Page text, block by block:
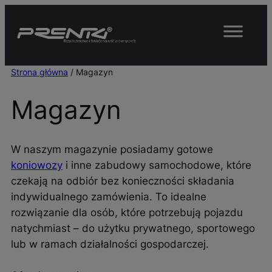
Strona główna / Magazyn
Magazyn
W naszym magazynie posiadamy gotowe
koniowozy i inne zabudowy samochodowe, które
czekają na odbiór bez konieczności składania
indywidualnego zamówienia. To idealne
rozwiązanie dla osób, które potrzebują pojazdu
natychmiast – do użytku prywatnego, sportowego
lub w ramach działalności gospodarczej.